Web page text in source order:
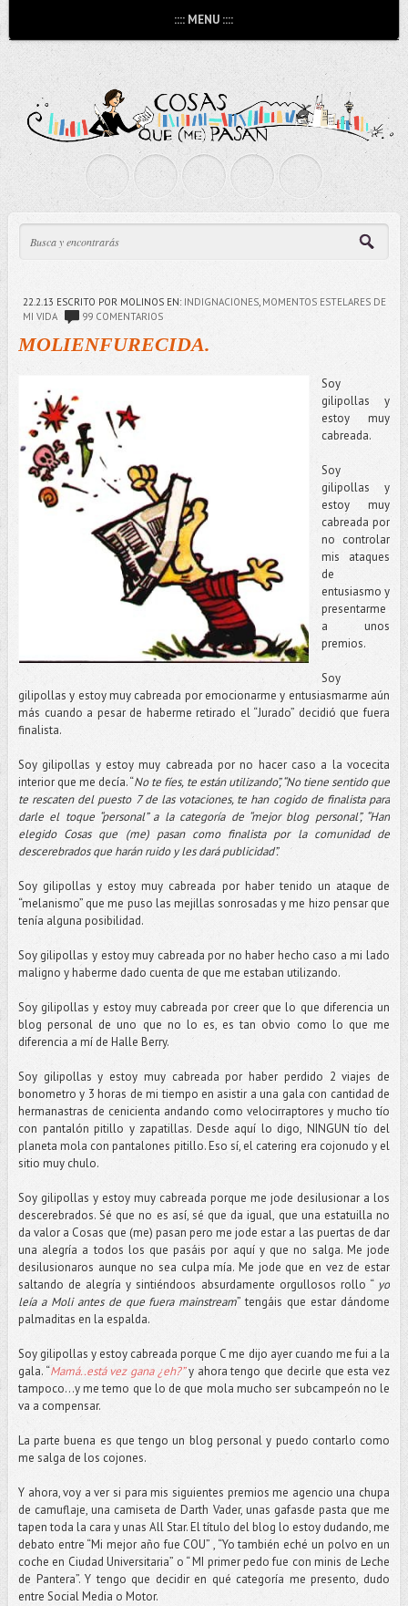
:::: MENU ::::
22.2.13 ESCRITO POR MOLINOS EN: INDIGNACIONES, MOMENTOS ESTELARES DE
MI VIDA
99 COMENTARIOS
MOLIENFURECIDA.
Soy
gilipollas y
estoy muy
cabreada.
Soy
gilipollas y
estoy muy
cabreada por
no controlar
mis ataques
de
entusiasmo y
presentarme
a unos
premios.
Soy
gilipollas y estoy muy cabreada por emocionarme y entusiasmarme aún
más cuando a pesar de haberme retirado el “Jurado” decidió que fuera
finalista.
Soy gilipollas y estoy muy cabreada por no hacer caso a la vocecita
interior que me decía. “No te fíes, te están utilizando”, “No tiene sentido que
te rescaten del puesto 7 de las votaciones, te han cogido de finalista para
darle el toque “personal” a la categoría de “mejor blog personal”, “Han
elegido Cosas que (me) pasan como finalista por la comunidad de
descerebrados que harán ruido y les dará publicidad”.
Soy gilipollas y estoy muy cabreada por haber tenido un ataque de
“melanismo” que me puso las mejillas sonrosadas y me hizo pensar que
tenía alguna posibilidad.
Soy gilipollas y estoy muy cabreada por no haber hecho caso a mi lado
maligno y haberme dado cuenta de que me estaban utilizando.
Soy gilipollas y estoy muy cabreada por creer que lo que diferencia un
blog personal de uno que no lo es, es tan obvio como lo que me
diferencia a mí de Halle Berry.
Soy gilipollas y estoy muy cabreada por haber perdido 2 viajes de
bonometro y 3 horas de mi tiempo en asistir a una gala con cantidad de
hermanastras de cenicienta andando como velocirraptores y mucho tío
con pantalón pitillo y zapatillas. Desde aquí lo digo, NINGUN tío del
planeta mola con pantalones pitillo. Eso sí, el catering era cojonudo y el
sitio muy chulo.
Soy gilipollas y estoy muy cabreada porque me jode desilusionar a los
descerebrados. Sé que no es así, sé que da igual, que una estatuilla no
da valor a Cosas que (me) pasan pero me jode estar a las puertas de dar
una alegría a todos los que pasáis por aquí y que no salga. Me jode
desilusionaros aunque no sea culpa mía. Me jode que en vez de estar
saltando de alegría y sintiéndoos absurdamente orgullosos rollo “ yo
leía a Moli antes de que fuera mainstream” tengáis que estar dándome
palmaditas en la espalda.
Soy gilipollas y estoy cabreada porque C me dijo ayer cuando me fui a la
gala. “Mamá..está vez gana ¿eh?”y ahora tengo que decirle que esta vez
tampoco…y me temo que lo de que mola mucho ser subcampeón no le
va a compensar.
La parte buena es que tengo un blog personal y puedo contarlo como
me salga de los cojones.
Y ahora, voy a ver si para mis siguientes premios me agencio una chupa
de camuflaje, una camiseta de Darth Vader, unas gafasde pasta que me
tapen toda la cara y unas All Star. El título del blog lo estoy dudando, me
debato entre “Mi mejor año fue COU” , “Yo también eché un polvo en un
coche en Ciudad Universitaria” o “ MI primer pedo fue con minis de Leche
de Pantera”. Y tengo que decidir en qué categoría me presento, dudo
entre Social Media o Motor.